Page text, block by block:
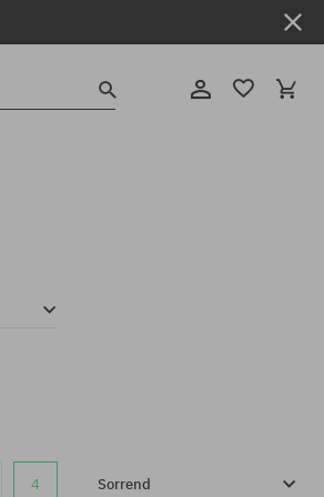
4 Sorrend